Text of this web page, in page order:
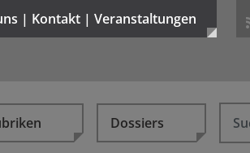
| Kontakt | Veranstaltungen
Dossiers